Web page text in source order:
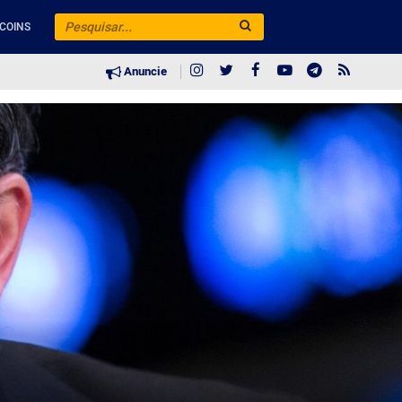
Anuncie